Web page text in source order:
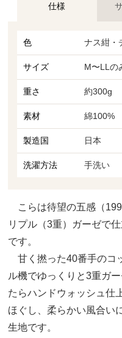
仕様
色 ナス紺・
サイズ M〜LLの
重さ 約300g
素材 綿100%
製造国 日本
洗濯方法 手洗い
こらは待望の五感（
リプル（3重）ガーゼで
です。
甘く撚った40番手のコ
ル機でゆっくりと3重ガ
たらハンドウォッシュ仕
ほぐし、柔らかい風合
生地です。